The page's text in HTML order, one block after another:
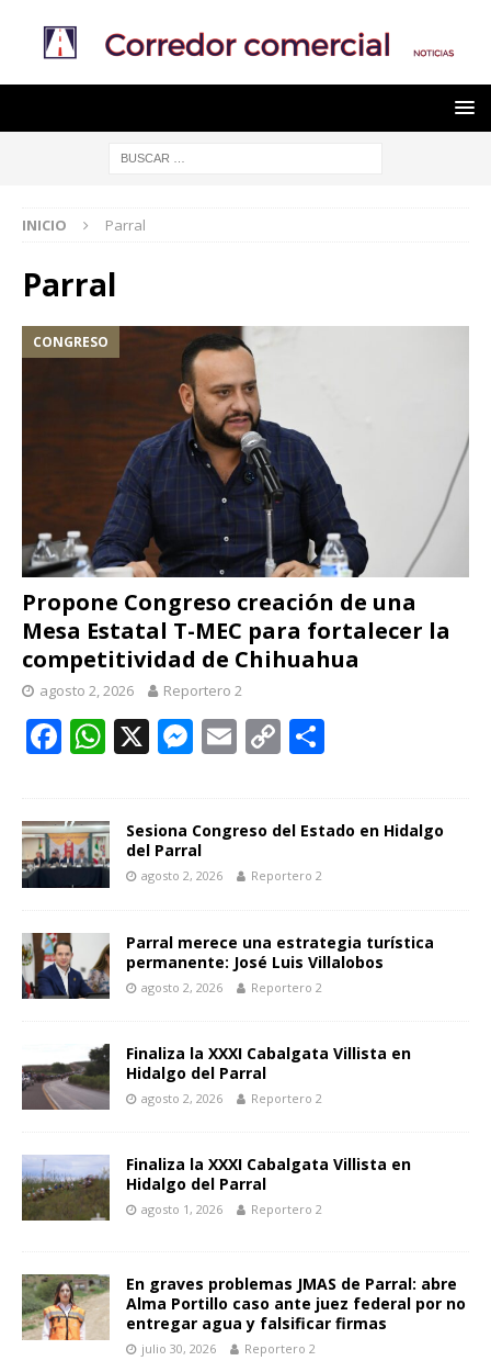
INICIO Parral
Parral
CONGRESO
Propone Congreso creación de una
Mesa Estatal T-MEC para fortalecer la
competitividad de Chihuahua
agosto 2, 2026 Reportero 2
F
b
o
k
W
s
A
p
X M
e
n
er
E
l
C
y
Li
k
p
r
Sesiona Congreso del Estado en Hidalgo
del Parral
agosto 2, 2026 Reportero 2
Parral merece una estrategia turística
permanente: José Luis Villalobos
agosto 2, 2026 Reportero 2
Finaliza la XXXI Cabalgata Villista en
Hidalgo del Parral
agosto 2, 2026 Reportero 2
Finaliza la XXXI Cabalgata Villista en
Hidalgo del Parral
agosto 1, 2026 Reportero 2
En graves problemas JMAS de Parral: abre
Alma Portillo caso ante juez federal por no
entregar agua y falsificar firmas
julio 30, 2026 Reportero 2